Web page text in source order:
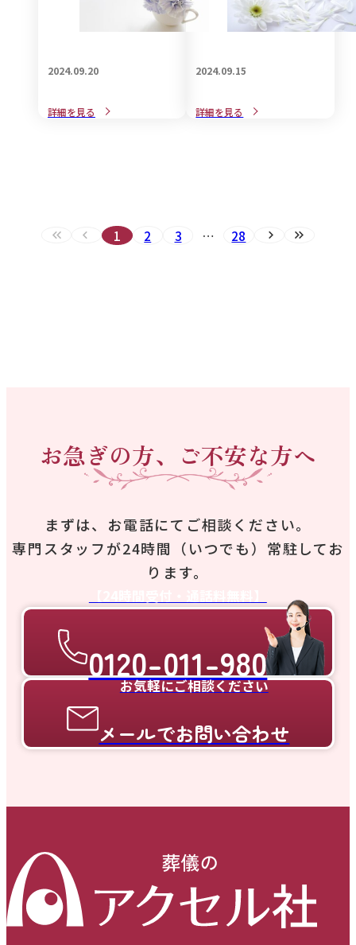
2024.09.20
意外と知らない「喪中と忌
詳細を見る
2024.09.15
近年、話題のご遺族に対す
詳細を見る
最初へ（現在のページ）
前へ（現在のページ）
1 2 3 … 28 次へ 最後へ
お急ぎの方、ご不安な方へ
まずは、お電話にてご相談ください。
専門スタッフが24時間（いつでも）常駐してお
ります。
0120-011-980
お気軽にご相談ください
メールでお問い合わせ